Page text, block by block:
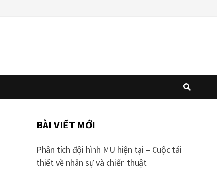
BÀI VIẾT MỚI
Phân tích đội hình MU hiện tại – Cuộc tái
thiết về nhân sự và chiến thuật